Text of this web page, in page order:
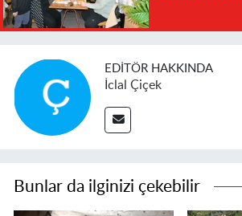
EDITÖR HAKKINDA
İclal Çiçek
Bunlar da ilginizi çekebilir